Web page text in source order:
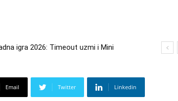
igra 2026: Timeout uzmi i Mini
Email Twitter Linkedin